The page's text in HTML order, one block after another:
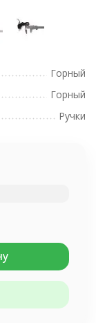
Горный
Горный
Ручки